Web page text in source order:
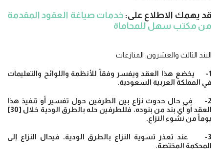
قد يهمك الاطلاع على: خدمات صياغة العقود المقدمة
من مكتب سهل للمحاماة
البند الثالث والعشرون: المنازعات
1- يخضع هذا العقد ويفسر وفقاً للأنظمة واللوائح والتعليمات
في المملكة العربية السعودية.
2- في حال حدوث نزاع بين الطرفين حول تفسير أو تنفيذ هذا
العقد أو أي بند من بنوده، فللطرفين حله بالطرق الودية خلال [30]
يوماً من نشوء النزاع.
3- عند تعذر تسوية النزاع بالطرق الودية، فيحال النزاع إلى
المحكمة المختصة.